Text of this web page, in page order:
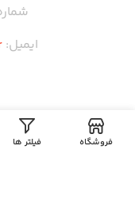
ایمیل:
لینک های مهم
فروشگاه فیلتر ها